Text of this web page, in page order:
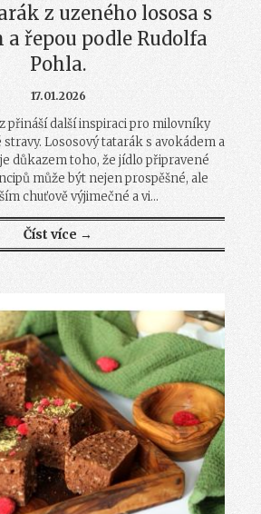
z uzeného lososa s
a řepou podle Rudolfa
Pohla.
17.01.2026
přináší další inspiraci pro milovníky
Lososový tatarák s avokádem a
důkazem toho, že jídlo připravené
může být nejen prospěšné, ale
chuťově výjimečné a vi...
Číst více →